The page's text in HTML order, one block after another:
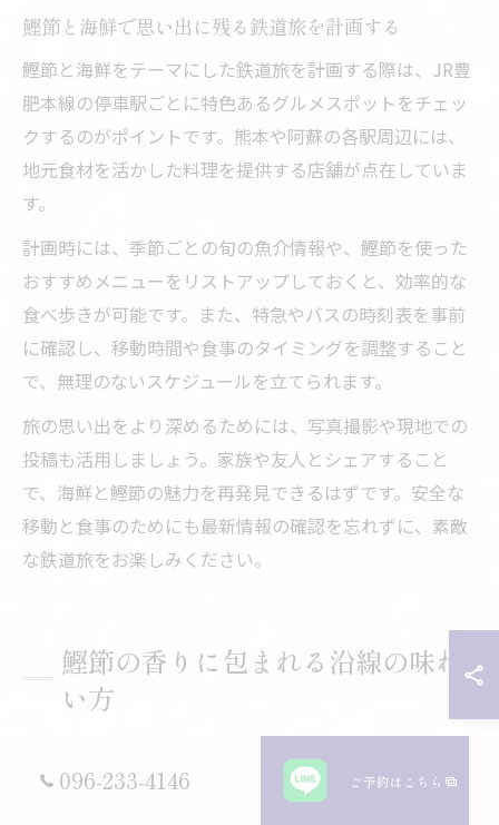
鰹節と海鮮で思い出に残る鉄道旅を計画する
鰹節と海鮮をテーマにした鉄道旅を計画する際は、JR豊
肥本線の停車駅ごとに特色あるグルメスポットをチェッ
クするのがポイントです。熊本や阿蘇の各駅周辺には、
地元食材を活かした料理を提供する店舗が点在していま
す。
計画時には、季節ごとの旬の魚介情報や、鰹節を使った
おすすめメニューをリストアップしておくと、効率的な
食べ歩きが可能です。また、特急やバスの時刻表を事前
に確認し、移動時間や食事のタイミングを調整すること
で、無理のないスケジュールを立てられます。
旅の思い出をより深めるためには、写真撮影や現地での
投稿も活用しましょう。家族や友人とシェアすること
で、海鮮と鰹節の魅力を再発見できるはずです。安全な
移動と食事のためにも最新情報の確認を忘れずに、素敵
な鉄道旅をお楽しみください。
鰹節の香りに包まれる沿線の味わ
い方
豊肥本線沿線は、熊本や阿蘇といった豊かな自然に囲ま
096-233-4146 ご予約はこちら